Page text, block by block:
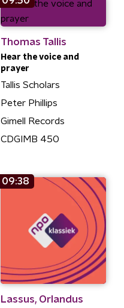
Thomas Tallis
Hear the voice and
prayer
Tallis Scholars
Peter Phillips
Gimell Records
CDGIMB 450
09:38
Lassus, Orlandus